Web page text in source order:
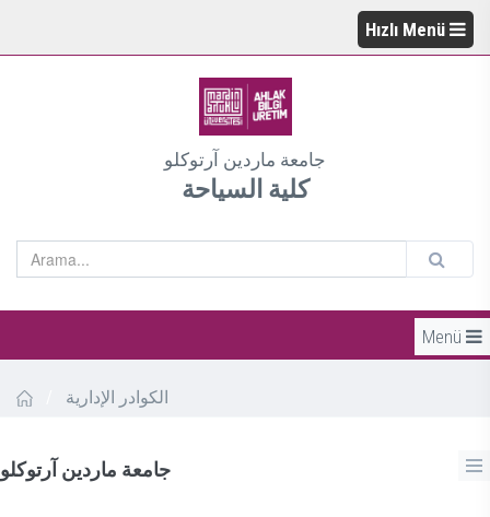
Hızlı Menü
جامعة ماردين آرتوكلو
كلية السياحة
Menü
الكوادر الإدارية
جامعة ماردين آرتوكلو